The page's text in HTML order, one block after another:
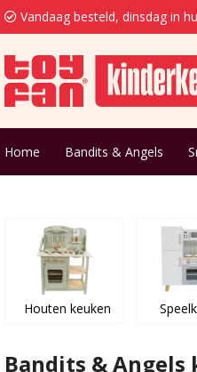
Vandaag besteld, dinsdag in
Home Bandits & Angels
Houten keuken
Bandits &